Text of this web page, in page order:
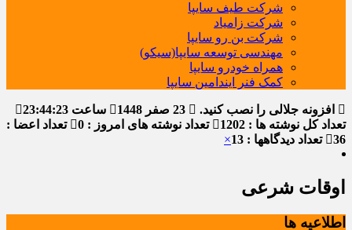
شرکت طیف سایپا
شرکت زامیاد
شرکت بن رو سایپا
مهندسی توسعه سایپا(سیکو)
همراه خودرو سایپا
کمک فنر ایندامین سایپا
افزونه جلالی را نصب کنید. ساعت 23:44:23
تعداد کل نوشته ها : 1202
تعداد نوشته های امروز : 0
تعداد اعضا :
36
تعداد دیدگاهها : 13 ×
اوقات شرعی
اطلاعیه ها